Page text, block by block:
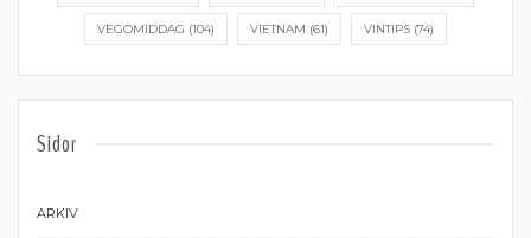
VEGOMIDDAG (104) VIETNAM (61) VINTIPS (74)
Sidor
ARKIV